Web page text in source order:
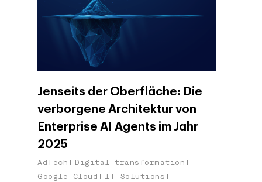
Jenseits der Oberfläche: Die
verborgene Architektur von
Enterprise AI Agents im Jahr
2025
AdTech
Digital transformation
Google Cloud
IT Solutions